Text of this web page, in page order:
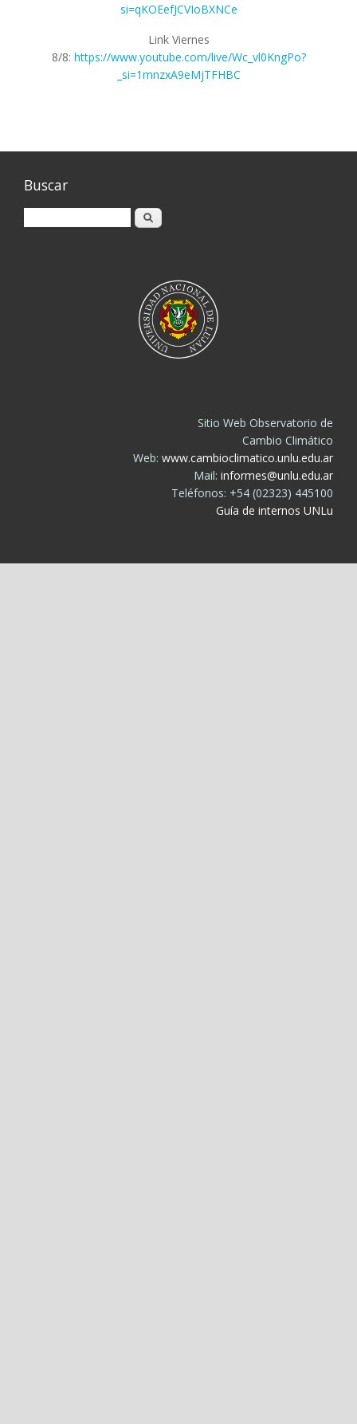
si=qKOEefJCVIoBXNCe
Link Viernes
8/8: https://www.youtube.com/live/Wc_vl0KngPo?
si=1mnzxA9eMjTFHBC_
Buscar
Buscar
Sitio Web Observatorio de
Cambio Climático
Web: www.cambioclimatico.unlu.edu.ar
Mail: informes@unlu.edu.ar
Teléfonos: +54 (02323) 445100
Guía de internos UNLu